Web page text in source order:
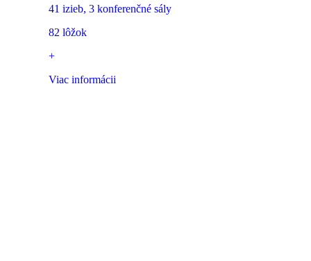
41 izieb, 3 konferenčné sály
82 lôžok
+
Viac informácii